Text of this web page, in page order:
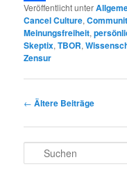
Teilen
Veröffentlicht unter
Cancel Culture,
Meinungsfreiheit,
Skeptix,TBOR,
Zensur
Beitragsnavigation
← Ältere Beiträge
u